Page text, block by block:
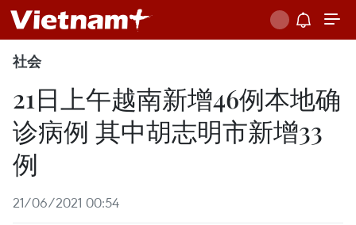
社会
21日上午越南新增46例本地确
诊病例 其中胡志明市新增33
例
21/06/2021 00:54